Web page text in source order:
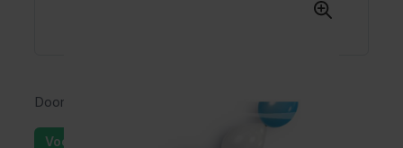
Doorknoopballonnen Oktoberfest
Voorraad: 25+